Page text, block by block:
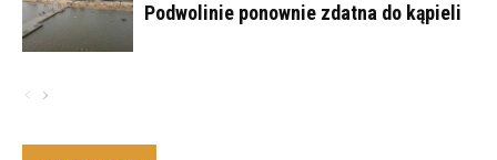
Podwolinie ponownie zdatna do kąpieli